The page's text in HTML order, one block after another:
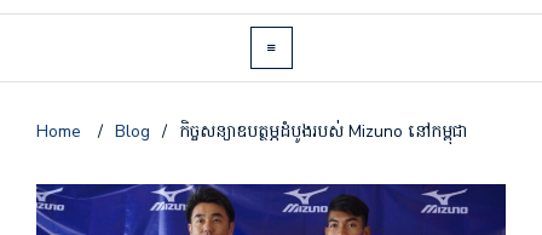
Home / Blog / កិច្ចសន្យាឧបត្ថម្ភដំបូងរបស់ Mizuno នៅកម្ពុជា